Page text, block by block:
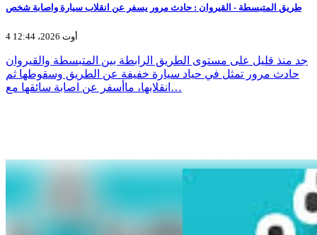
طريق المتبسطة - القيروان : حادث مرور يسفر عن انقلاب سيارة واصابة شخص
4 أوت 2026، 12:44
جد منذ قليل على مستوى الطريق الرابطة بين المتبسطة والقيروان
حادث مرور تمثل في حياد سيارة خفيفة عن الطريق وسقوطها ثم
انقلابها، ماأسفر عن اصابة سائقها مع…